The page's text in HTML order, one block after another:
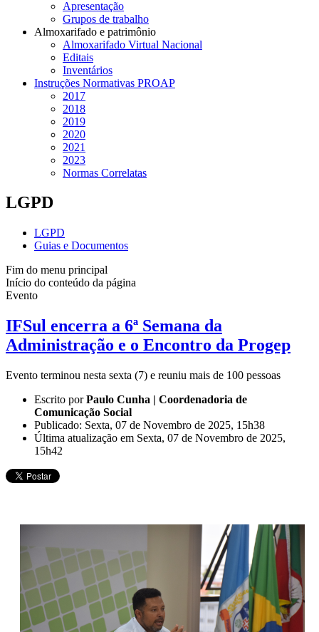
Apresentação
Grupos de trabalho
Almoxarifado e patrimônio
Almoxarifado Virtual Nacional
Editais
Inventários
Instruções Normativas PROAP
2017
2018
2019
2020
2021
2023
Normas Correlatas
LGPD
LGPD
Guias e Documentos
Fim do menu principal
Início do conteúdo da página
Evento
IFSul encerra a 6ª Semana da
Administração e o Encontro da Progep
Evento terminou nesta sexta (7) e reuniu mais de 100 pessoas
Escrito porPaulo Cunha | Coordenadoria de
Comunicação Social
Publicado: Sexta, 07 de Novembro de 2025, 15h38
Última atualização em Sexta, 07 de Novembro de 2025,
15h42